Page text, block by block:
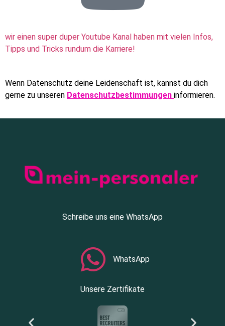
wir einen super duper Youtube Kanal haben mit vielen Infos,
Tipps und Tricks rundum die Karriere!
Wenn Datenschutz deine Leidenschaft ist, kannst du dich
gerne zu unseren Datenschutzbestimmungen informieren.
Schreibe uns eine WhatsApp
WhatsApp
Unsere Zertifikate